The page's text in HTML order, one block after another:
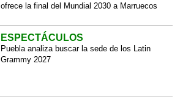
ofrece la final del Mundial 2030 a Marruecos
ESPECTÁCULOS
Puebla analiza buscar la sede de los Latin
Grammy 2027